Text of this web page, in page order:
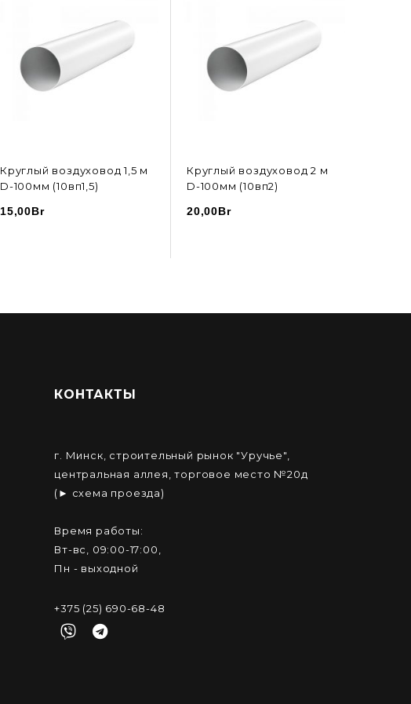
Круглый воздуховод 1,5 м
D-100мм (10вп1,5)
15,00Br
Круглый воздуховод 2 м
D-100мм (10вп2)
20,00Br
КОНТАКТЫ
г. Минск, строительный рынок "Уручье",
центральная аллея, торговое место №20д
(► схема проезда)
Время работы:
Вт-вс, 09:00-17:00,
Пн - выходной
+375 (25) 690-68-48